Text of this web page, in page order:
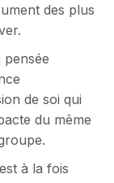
des plus
pensée
de soi qui
du même
à la fois